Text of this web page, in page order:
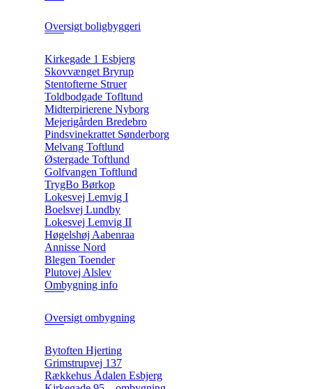
Oversigt boligbyggeri
Kirkegade 1 Esbjerg
Skovvænget Bryrup
Stentofterne Struer
Toldbodgade Tofltund
Midterpirierene Nyborg
Mejerigården Bredebro
Pindsvinekrattet Sønderborg
Melvang Toftlund
Østergade Toftlund
Golfvangen Toftlund
TrygBo Børkop
Lokesvej Lemvig I
Boelsvej Lundby
Lokesvej Lemvig II
Høgelshøj Aabenraa
Annisse Nord
Blegen Toender
Plutovej Alslev
Ombygning info
Oversigt ombygning
Bytoften Hjerting
Grimstrupvej 137
Rækkehus Ådalen Esbjerg